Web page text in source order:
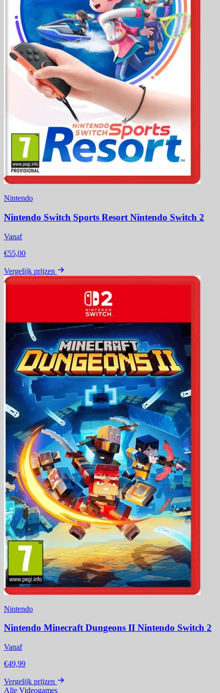
Nintendo
Nintendo Switch Sports Resort Nintendo Switch 2
Vanaf
€55,00
Vergelijk prijzen
Nintendo
Nintendo Minecraft Dungeons II Nintendo Switch 2
Vanaf
€49,99
Vergelijk prijzen
Alle Videogames